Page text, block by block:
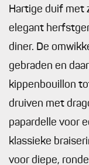
Hartige duif met
elegant
diner. De
gebraden en
kippenbouillon
druiven met
papardelle voor
klassieke
voor diepe,